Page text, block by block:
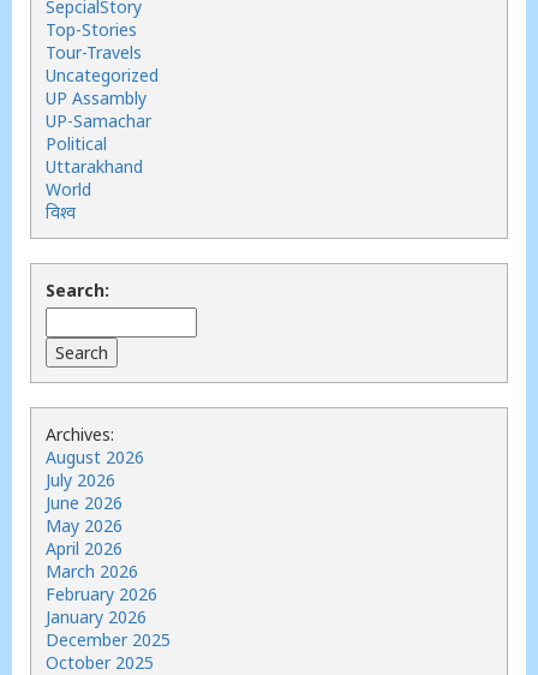
SepcialStory
Top-Stories
Tour-Travels
Uncategorized
UP Assambly
UP-Samachar
Political
Uttarakhand
World
विश्व
Search:
Archives:
August 2026
July 2026
June 2026
May 2026
April 2026
March 2026
February 2026
January 2026
December 2025
October 2025